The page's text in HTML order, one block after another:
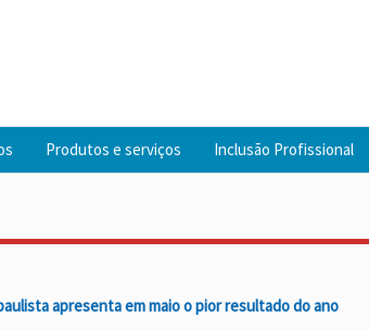
Produtos e serviços Inclusão Profissional
apresenta em maio o pior resultado do ano